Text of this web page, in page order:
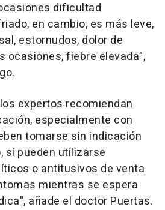
dificultad
en cambio, es más leve,
estornudos, dolor de
ocasiones, fiebre elevada",
expertos recomiendan
especialmente con
tomarse sin indicación
sí pueden utilizarse
o antitusivos de venta
mientras se espera
añade el doctor Puertas.